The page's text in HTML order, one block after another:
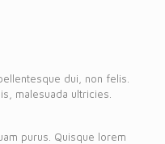
dui, non felis.
malesuada ultricies.
purus. Quisque lorem